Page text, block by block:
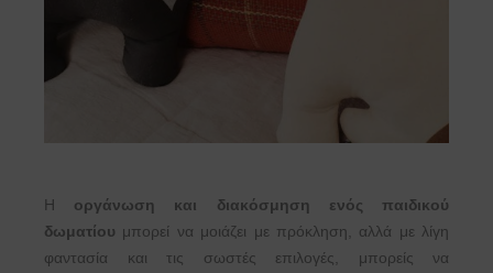
Η οργάνωση και διακόσμηση ενός παιδικού
δωματίου μπορεί να μοιάζει με πρόκληση, αλλά με λίγη
φαντασία και τις σωστές επιλογές, μπορείς να